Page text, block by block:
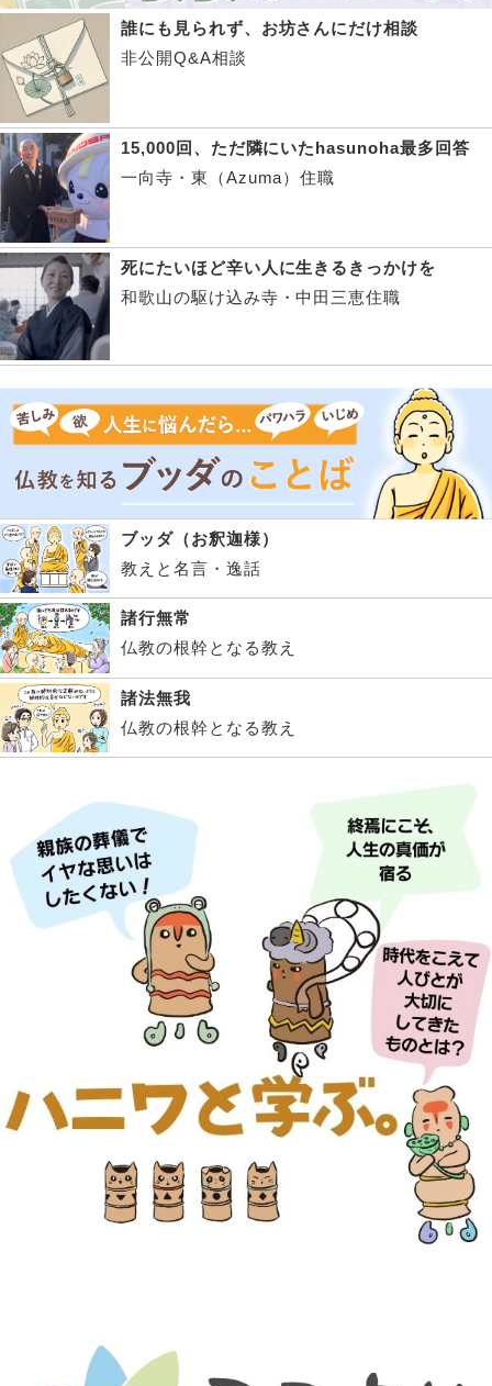
誰にも見られず、お坊さんにだけ相談
非公開Q&A相談
15,000回、ただ隣にいたhasunoha最多回答
一向寺・東（Azuma）住職
死にたいほど辛い人に生きるきっかけを
和歌山の駆け込み寺・中田三恵住職
ブッダ（お釈迦様）
教えと名言・逸話
諸行無常
仏教の根幹となる教え
諸法無我
仏教の根幹となる教え